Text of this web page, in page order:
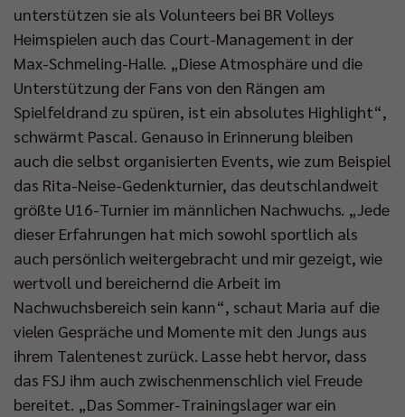
unterstützen sie als Volunteers bei BR Volleys
Heimspielen auch das Court-Management in der
Max-Schmeling-Halle. „Diese Atmosphäre und die
Unterstützung der Fans von den Rängen am
Spielfeldrand zu spüren, ist ein absolutes Highlight“,
schwärmt Pascal. Genauso in Erinnerung bleiben
auch die selbst organisierten Events, wie zum Beispiel
das Rita-Neise-Gedenkturnier, das deutschlandweit
größte U16-Turnier im männlichen Nachwuchs. „Jede
dieser Erfahrungen hat mich sowohl sportlich als
auch persönlich weitergebracht und mir gezeigt, wie
wertvoll und bereichernd die Arbeit im
Nachwuchsbereich sein kann“, schaut Maria auf die
vielen Gespräche und Momente mit den Jungs aus
ihrem Talentenest zurück. Lasse hebt hervor, dass
das FSJ ihm auch zwischenmenschlich viel Freude
bereitet. „Das Sommer-Trainingslager war ein